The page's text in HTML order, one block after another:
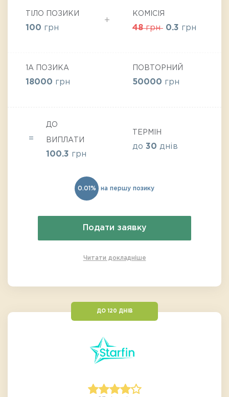
ТІЛО ПОЗИКИ
100 грн
КОМІСІЯ
48грн 0.3 грн
ДО
ВИПЛАТИ
100.3 грн
1А ПОЗИКА
18000 грн
ПОВТОРНИЙ
50000 грн
ТЕРМІН
до 30 днів
0.01% на першу позику
Подати заявку
Читати докладніше
ДО 120 ДНІВ